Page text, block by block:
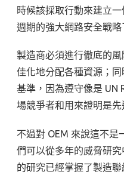
時候該採取行動來建立
週期的強大網路安全戰略
製造商必須進行徹底的
佳化地分配各種資源；
基準，因為遵守像是 UN
場競爭者和用來證明是先
不過對 OEM 來說這不是
們可以從多年的威脅研
的研究已經掌握了製造